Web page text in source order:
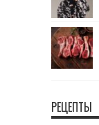
РЕЦЕПТЫ